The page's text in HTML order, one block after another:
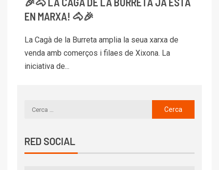
EN MARXA! 🐴🎉
La Cagà de la Burreta amplia la seua xarxa de
venda amb comerços i filaes de Xixona. La
iniciativa de...
RED SOCIAL